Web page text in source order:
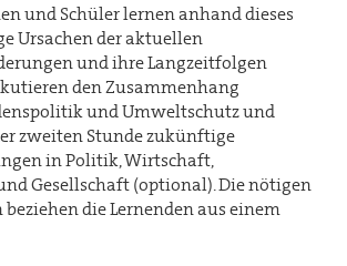
und Schüler lernen anhand dieses
Ursachen der aktuellen
und ihre Langzeitfolgen
den Zusammenhang
und Umweltschutz und
zweiten Stunde zukünftige
in Politik, Wirtschaft,
Gesellschaft (optional). Die nötigen
die Lernenden aus einem